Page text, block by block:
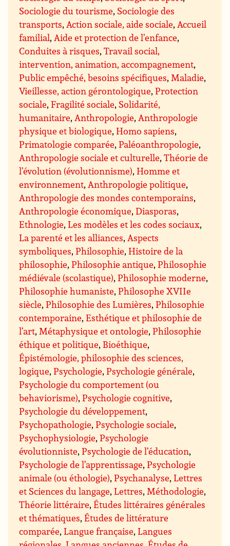
Sociologie du tourisme, Sociologie des
transports, Action sociale, aide sociale, Accueil
familial, Aide et protection de l’enfance,
Conduites à risques,Travail social,
intervention, animation, accompagnement,
Public empêché, besoins spécifiques, Maladie,
Vieillesse, action gérontologique,Protection
sociale,Fragilité sociale, Solidarité,
humanitaire, Anthropologie, Anthropologie
physique et biologique,Homo sapiens,
Primatologie comparée,Paléoanthropologie,
Anthropologie sociale et culturelle,Théorie de
l’évolution (évolutionnisme),Homme et
environnement, Anthropologie politique,
Anthropologie des mondes contemporains,
Anthropologie économique,Diasporas,
Ethnologie,Les modèles et les codes sociaux,
La parenté et les alliances, Aspects
symboliques,Philosophie,Histoire de la
philosophie,Philosophie antique,Philosophie
médiévale (scolastique),Philosophie moderne,
Philosophie humaniste,Philosophe XVIIe
siècle,Philosophie des Lumières,Philosophie
contemporaine,Esthétique et philosophie de
l’art, Métaphysique et ontologie,Philosophie
éthique et politique, Bioéthique,
Épistémologie, philosophie des sciences,
logique,Psychologie,Psychologie générale,
Psychologie du comportement (ou
behaviorisme),Psychologie cognitive,
Psychologie du développement,
Psychopathologie,Psychologie sociale,
Psychophysiologie,Psychologie
évolutionniste,Psychologie de l’éducation,
Psychologie de l’apprentissage,Psychologie
animale (ou éthologie),Psychanalyse,Lettres
et Sciences du langage,Lettres, Méthodologie,
Théorie littéraire,Études littéraires générales
et thématiques,Études de littérature
comparée,Langue française,Langues